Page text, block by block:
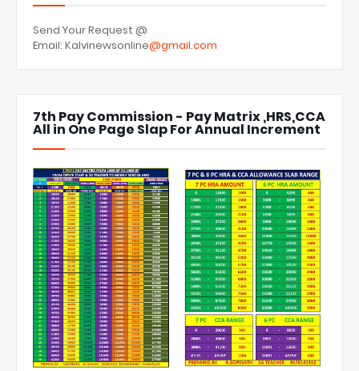
Send Your Request @
Email: Kalvinewsonline@gmail.com
7th Pay Commission - Pay Matrix ,HRS,CCA
All in One Page Slap For Annual Increment